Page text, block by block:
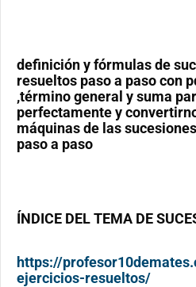
definición y fórmulas de
resueltos paso a paso con
,término general y suma
perfectamente y
máquinas de las
paso a paso
ÍNDICE DEL TEMA DE
https://
ejercicios-resueltos/